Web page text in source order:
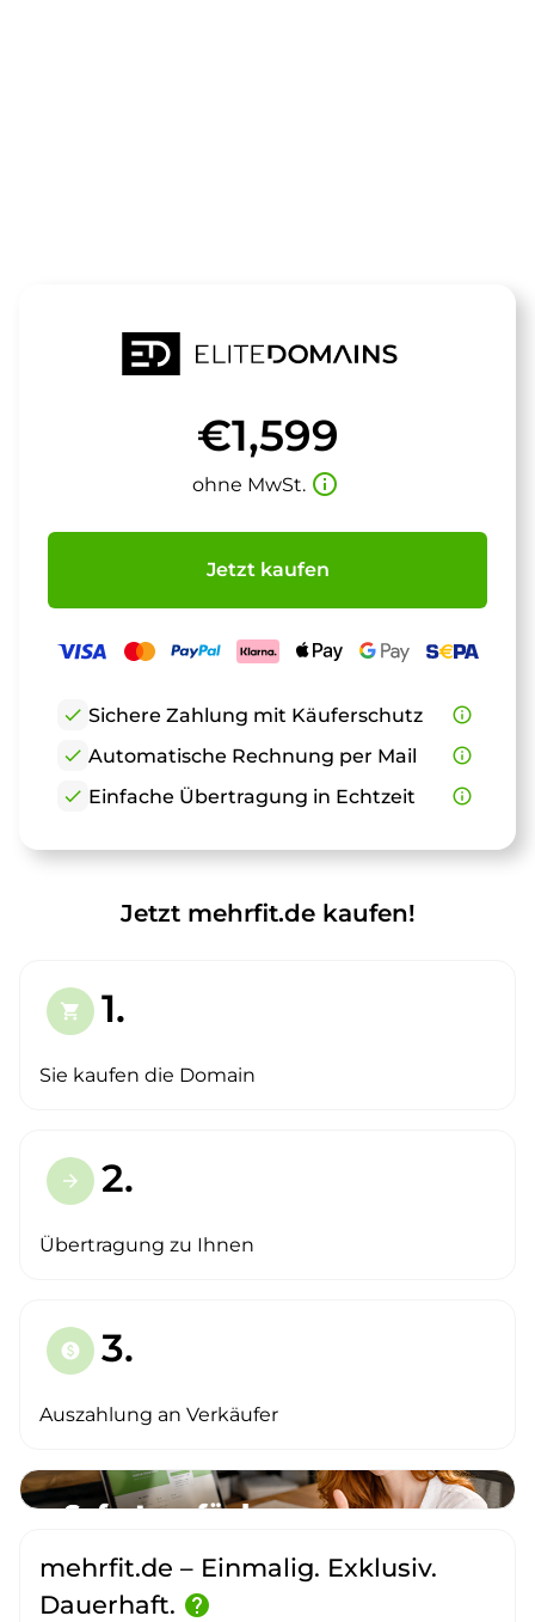
€1,599
ohne MwSt. info_outline
Jetzt kaufen
check Sichere Zahlung mit Käuferschutz
info_outline
check Automatische Rechnung per Mail
info_outline
check Einfache Übertragung in Echtzeit info_outline
Jetzt mehrfit.de kaufen!
shopping_cart 1.
Sie kaufen die Domain
arrow_forward 2.
Übertragung zu Ihnen
paid 3.
Auszahlung an Verkäufer
mehrfit.de – Einmalig. Exklusiv.
Dauerhaft. help